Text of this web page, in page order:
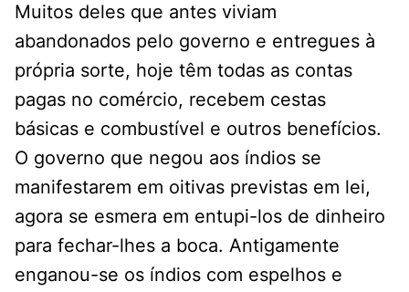
Muitos deles que antes viviam
abandonados pelo governo e entregues à
própria sorte, hoje têm todas as contas
pagas no comércio, recebem cestas
básicas e combustível e outros benefícios.
O governo que negou aos índios se
manifestarem em oitivas previstas em lei,
agora se esmera em entupi-los de dinheiro
para fechar-lhes a boca. Antigamente
enganou-se os índios com espelhos e